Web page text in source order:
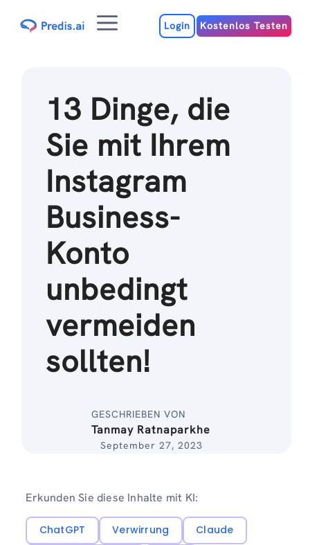
Inhalt
MenuLogin Kostenlos Testen
13 Dinge, die
Sie mit Ihrem
Instagram
Business-
Konto
unbedingt
vermeiden
sollten!
GESCHRIEBEN VON
Tanmay Ratnaparkhe
September 27, 2023
Erkunden Sie diese Inhalte mit KI:
ChatGPT Verwirrung
Claude